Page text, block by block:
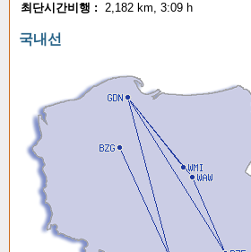
최단시간비행 : 2,182 km, 3:09 h
국내선